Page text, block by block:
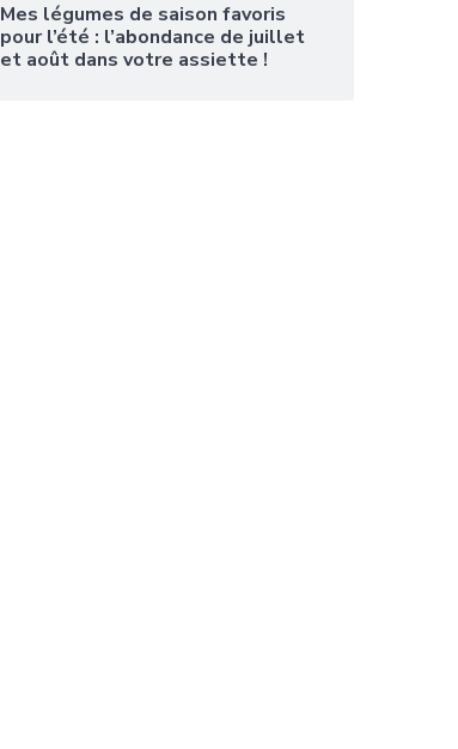
Mes légumes de saison favoris
pour l’été : l’abondance de juillet
et août dans votre assiette !